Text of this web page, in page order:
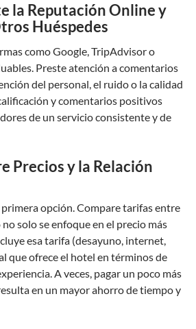
la Reputación Online y
Huéspedes
como Google, TripAdvisor o
Preste atención a comentarios
del personal, el ruido o la calidad
y comentarios positivos
de un servicio consistente y de
Precios y la Relación
opción. Compare tarifas entre
solo se enfoque en el precio más
esa tarifa (desayuno, internet,
que ofrece el hotel en términos de
A veces, pagar un poco más
en un mayor ahorro de tiempo y